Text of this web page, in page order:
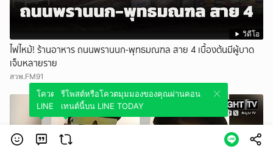
วิดีโอ
ไฟไหม้! ร้านอาหาร ถนนพรานนก-พุทธมณฑล สาย 4 เบื้องต้นมีผู้บาด
เจ็บหลายราย
สวพ.FM91
โควตมุมมองของคุณผ่านคอนเทนต์นี้บน
LINE TODAY
รีโพสต์หรือโควตมุมมองของคุณผ่านคอน
เทนต์นี้บน LINE TODAY